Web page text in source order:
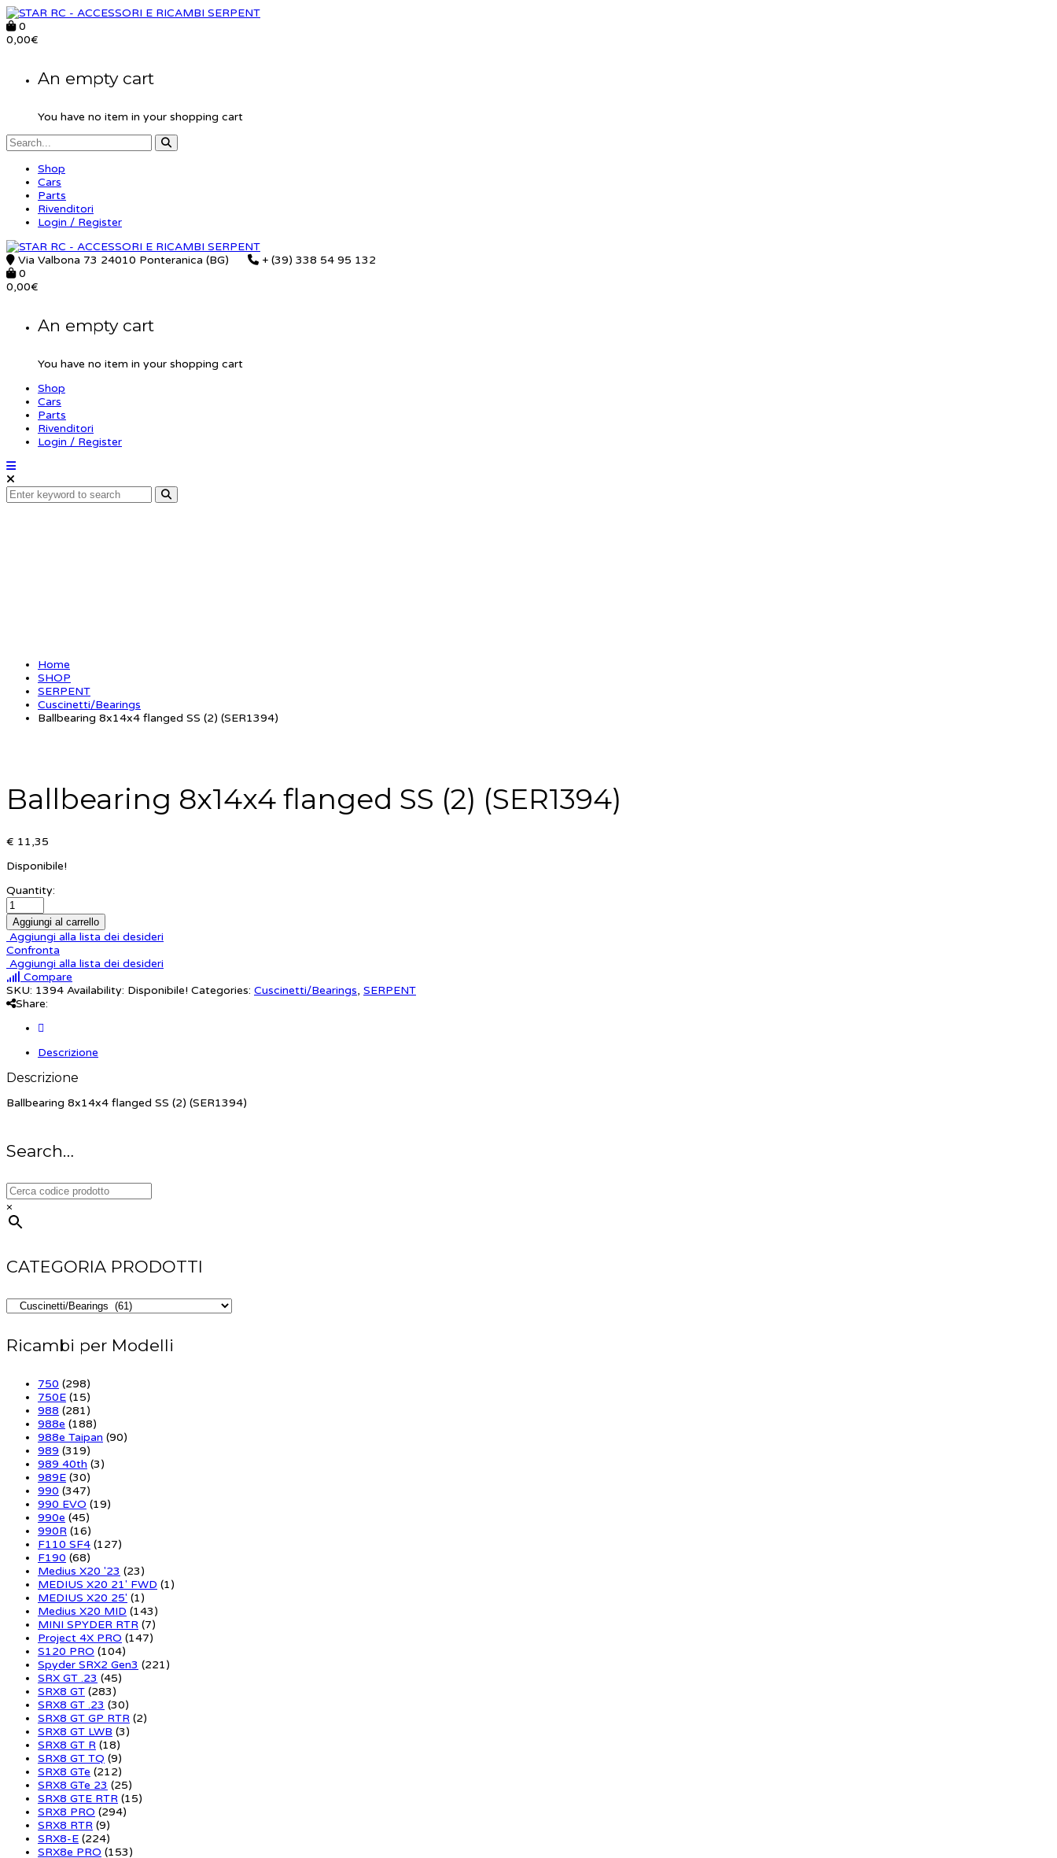
0
0,00€
An empty cart
You have no item in your shopping cart
Shop
Cars
Parts
Rivenditori
Login / Register
Via Valbona 73 24010 Ponteranica (BG)
+ (39) 338 54 95 132
0
0,00€
An empty cart
You have no item in your shopping cart
Shop
Cars
Parts
Rivenditori
Login / Register
Home
SHOP
SERPENT
Cuscinetti/Bearings
Ballbearing 8x14x4 flanged SS (2) (SER1394)
Ballbearing 8x14x4 flanged SS (2) (SER1394)
€ 11,35
Disponibile!
Quantity:
Aggiungi al carrello
Aggiungi alla lista dei desideri
Confronta
Aggiungi alla lista dei desideri
Compare
SKU: 1394 Availability: Disponibile! Categories: Cuscinetti/Bearings, SERPENT
Share:
Descrizione
Descrizione
Ballbearing 8x14x4 flanged SS (2) (SER1394)
Search…
×
CATEGORIA PRODOTTI
Ricambi per Modelli
750 (298)
750E (15)
988 (281)
988e (188)
988e Taipan (90)
989 (319)
989 40th (3)
989E (30)
990 (347)
990 EVO (19)
990e (45)
990R (16)
F110 SF4 (127)
F190 (68)
Medius X20 '23 (23)
MEDIUS X20 21' FWD (1)
MEDIUS X20 25' (1)
Medius X20 MID (143)
MINI SPYDER RTR (7)
Project 4X PRO (147)
S120 PRO (104)
Spyder SRX2 Gen3 (221)
SRX GT .23 (45)
SRX8 GT (283)
SRX8 GT .23 (30)
SRX8 GT GP RTR (2)
SRX8 GT LWB (3)
SRX8 GT R (18)
SRX8 GT TQ (9)
SRX8 GTe (212)
SRX8 GTe 23 (25)
SRX8 GTE RTR (15)
SRX8 PRO (294)
SRX8 RTR (9)
SRX8-E (224)
SRX8e PRO (153)